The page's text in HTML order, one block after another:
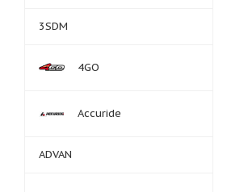
3SDM
4GO
Accuride
ADVAN